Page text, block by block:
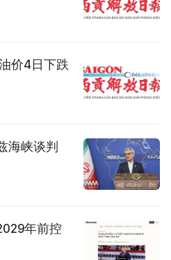
价4日下跌
海峡谈判
年前控